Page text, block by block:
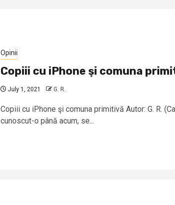
Opinii
Copiii cu iPhone şi comuna
July 1, 2021 G. R.
Copiii cu iPhone şi comuna primitivă Autor: G. R.
cunoscut-o până acum, se...